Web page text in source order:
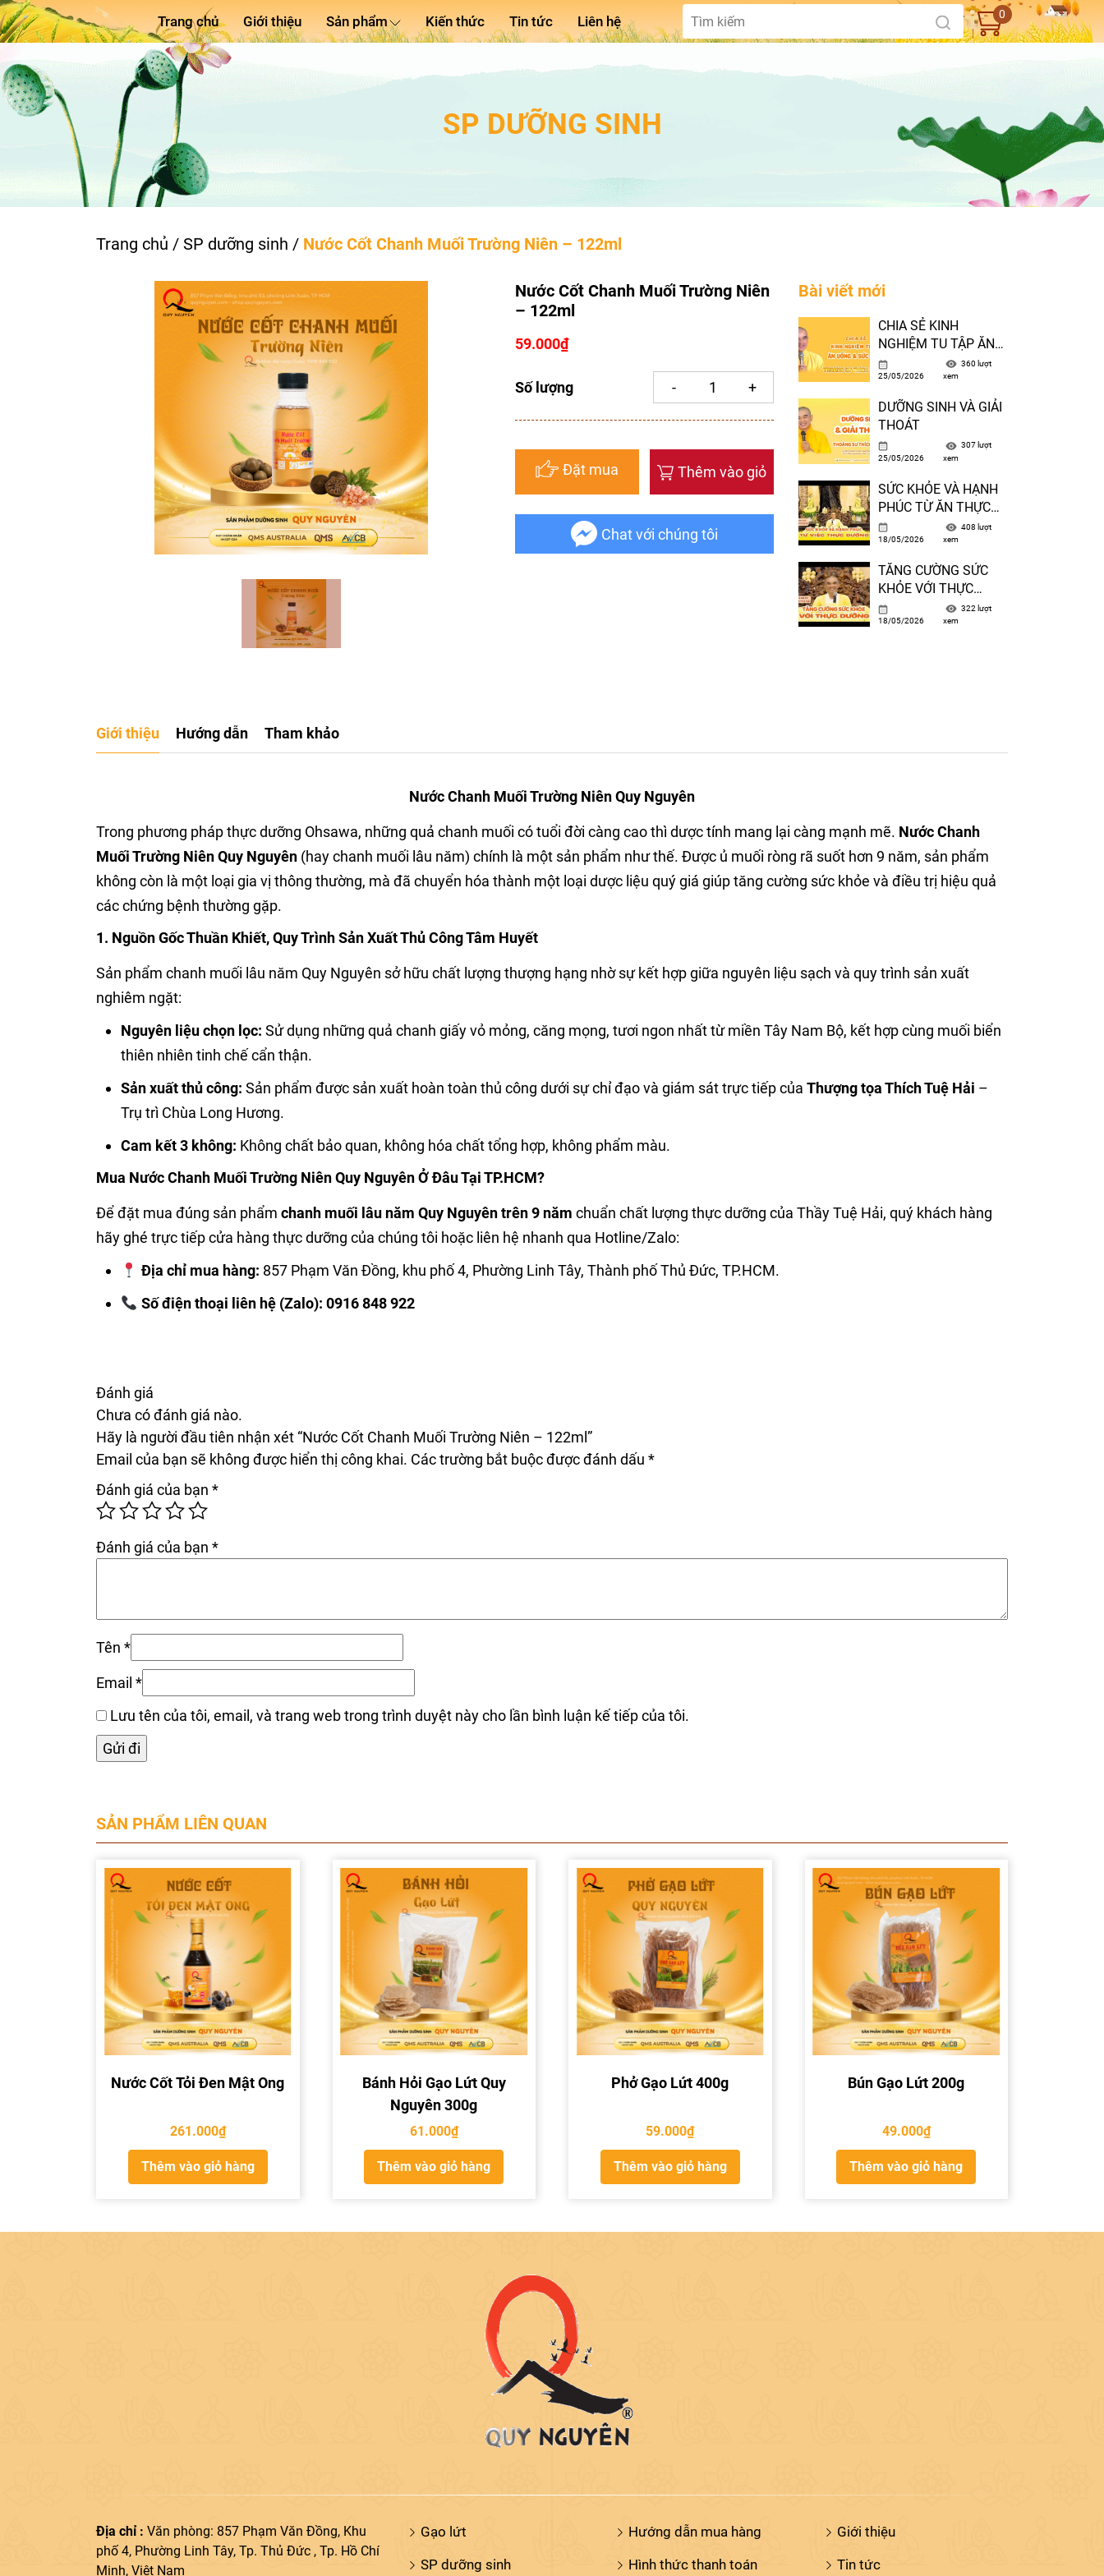
Trang chủ Giới thiệu Sản phẩm Kiến thức Tin tức Liên hệ 0
SP DƯỠNG SINH
Trang chủ / SP dưỡng sinh / Nước Cốt Chanh Muối Trường Niên – 122ml
Nước Cốt Chanh Muối Trường Niên
– 122ml
59.000₫
Số lượng
Đặt mua Thêm vào giỏ
Chat với chúng tôi
Bài viết mới
CHIA SẺ KINH
NGHIỆM TU TẬP ĂN
UỐNG VÀ SỨC KHỎE
– TT THÍCH TUỆ HẢI
25/05/2026
360 lượt
xem
DƯỠNG SINH VÀ GIẢI
THOÁT
25/05/2026
307 lượt
xem
SỨC KHỎE VÀ HẠNH
PHÚC TỪ ĂN THỰC
DƯỠNG ( Trích từ
Phương Pháp Dưỡng
Sinh – Bài 1 )
18/05/2026
408 lượt
xem
TĂNG CƯỜNG SỨC
KHỎE VỚI THỰC
DƯỠNG ( Trích từ
Phương Pháp Dưỡng
18/05/2026
322 lượt
xem
Giới thiệu Hướng dẫn Tham khảo
Nước Chanh Muối Trường Niên Quy Nguyên
Trong phương pháp thực dưỡng Ohsawa, những quả chanh muối có tuổi đời càng cao thì dược tính mang lại càng mạnh mẽ. Nước Chanh
Muối Trường Niên Quy Nguyên (hay chanh muối lâu năm) chính là một sản phẩm như thế. Được ủ muối ròng rã suốt hơn 9 năm, sản phẩm
không còn là một loại gia vị thông thường, mà đã chuyển hóa thành một loại dược liệu quý giá giúp tăng cường sức khỏe và điều trị hiệu quả
các chứng bệnh thường gặp.
1. Nguồn Gốc Thuần Khiết, Quy Trình Sản Xuất Thủ Công Tâm Huyết
Sản phẩm chanh muối lâu năm Quy Nguyên sở hữu chất lượng thượng hạng nhờ sự kết hợp giữa nguyên liệu sạch và quy trình sản xuất
nghiêm ngặt:
Nguyên liệu chọn lọc: Sử dụng những quả chanh giấy vỏ mỏng, căng mọng, tươi ngon nhất từ miền Tây Nam Bộ, kết hợp cùng muối biển
thiên nhiên tinh chế cẩn thận.
Sản xuất thủ công: Sản phẩm được sản xuất hoàn toàn thủ công dưới sự chỉ đạo và giám sát trực tiếp của Thượng tọa Thích Tuệ Hải –
Trụ trì Chùa Long Hương.
Cam kết 3 không: Không chất bảo quan, không hóa chất tổng hợp, không phẩm màu.
Mua Nước Chanh Muối Trường Niên Quy Nguyên Ở Đâu Tại TP.HCM?
Để đặt mua đúng sản phẩm chanh muối lâu năm Quy Nguyên trên 9 năm chuẩn chất lượng thực dưỡng của Thầy Tuệ Hải, quý khách hàng
hãy ghé trực tiếp cửa hàng thực dưỡng của chúng tôi hoặc liên hệ nhanh qua Hotline/Zalo:
Địa chỉ mua hàng: 857 Phạm Văn Đồng, khu phố 4, Phường Linh Tây, Thành phố Thủ Đức, TP.HCM.
Số điện thoại liên hệ (Zalo): 0916 848 922
Đánh giá
Chưa có đánh giá nào.
Hãy là người đầu tiên nhận xét “Nước Cốt Chanh Muối Trường Niên – 122ml”
Email của bạn sẽ không được hiển thị công khai. Các trường bắt buộc được đánh dấu *
Đánh giá của bạn *
Đánh giá của bạn *
Tên *
Email *
Lưu tên của tôi, email, và trang web trong trình duyệt này cho lần bình luận kế tiếp của tôi.
SẢN PHẨM LIÊN QUAN
Nước Cốt Tỏi Đen Mật Ong
261.000₫
Thêm vào giỏ hàng
Bánh Hỏi Gạo Lứt Quy
Nguyên 300g
61.000₫
Thêm vào giỏ hàng
Phở Gạo Lứt 400g
59.000₫
Thêm vào giỏ hàng
Bún Gạo Lứt 200g
49.000₫
Thêm vào giỏ hàng
Địa chỉ : Văn phòng: 857 Phạm Văn Đồng, Khu
phố 4, Phường Linh Tây, Tp. Thủ Đức , Tp. Hồ Chí
Minh, Việt Nam
Gạo lứt
SP dưỡng sinh
Hướng dẫn mua hàng
Hình thức thanh toán
Giới thiệu
Tin tức